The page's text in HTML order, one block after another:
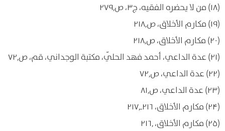
(۱۸) من لا يحضره الفقيه، ج۳، ص۲۷۹٫
(۱۹) مكارم الأخلاق، ص۲۱۸٫
(۲۰) مكارم الأخلاق، ص۲۱۸٫
(۲۱) عدة الداعي، أحمد فهد الحلّي، مكتبة الوجداني، قم، ص۷۲٫
(۲۲) عدة الداعي، ص۷۲٫
(۲۳) عدة الداعي، ص۸۱٫
(۲۴) مكارم الأخلاق، ۲۱۶ـ۲۱۷٫
(۲۵) مكارم الأخلاق، ۲۱۶٫